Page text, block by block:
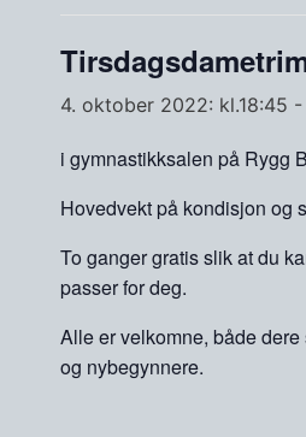
4. oktober 2022: kl.18:45 -
i gymnastikksalen på Rygg
Hovedvekt på kondisjon og
To ganger gratis slik at du
passer for deg.
Alle er velkomne, både
og nybegynnere.